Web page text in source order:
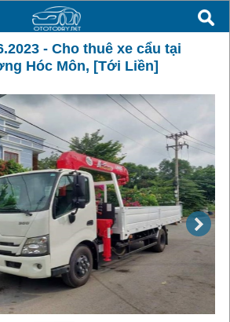
- Cho thuê xe cẩu tại
Hóc Môn, [Tới Liền]